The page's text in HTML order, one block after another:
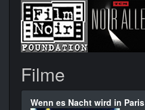
Filme
Wenn es Nacht wird in Paris